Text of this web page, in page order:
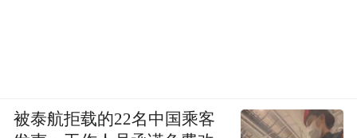
被泰航拒载的22名中国乘客